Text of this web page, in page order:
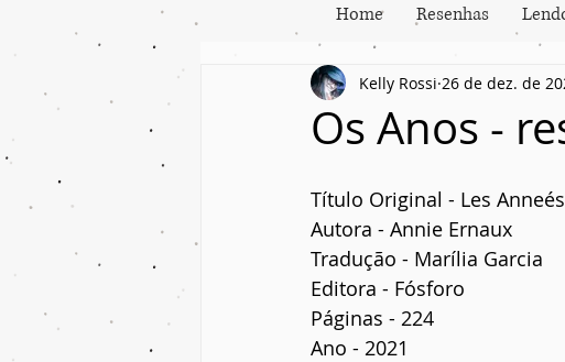
Home Resenhas
Os Anos -
Kelly Rossi 26 de dez. de
Título Original - Les Anneés
Autora - Annie Ernaux
Tradução - Marília Garcia
Editora - Fósforo
Páginas - 224
Ano - 2021